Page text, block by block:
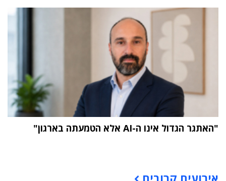
"האתגר הגדול אינו ה-AI אלא הטמעתה בארגון"
אירועים קרובים